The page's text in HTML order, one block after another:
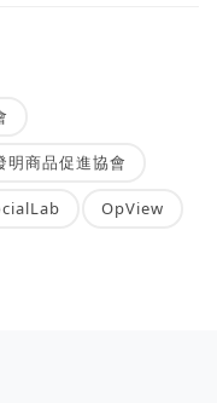
明商品促進協會
OpView